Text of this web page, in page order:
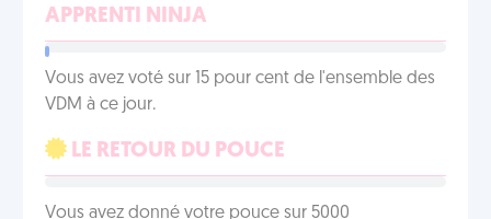
APPRENTI NINJA
Vous avez voté sur 15 pour cent de l'ensemble des
VDM à ce jour.
LE RETOUR DU POUCE
Vous avez donné votre pouce sur 5000